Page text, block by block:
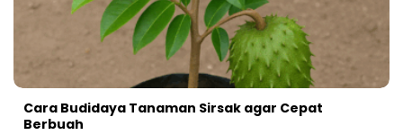
Cara Budidaya Tanaman Sirsak agar Cepat
Berbuah